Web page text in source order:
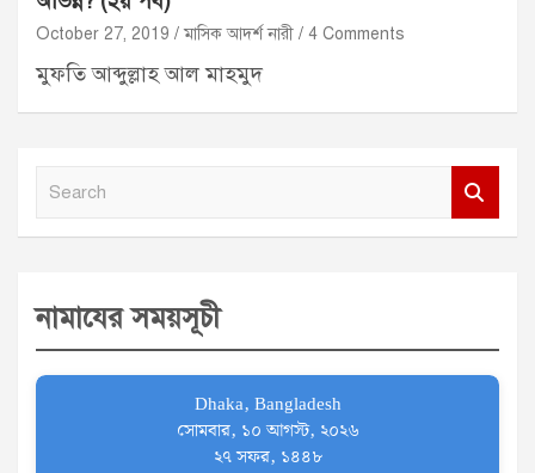
October 27, 2019 মাসিক আদর্শ নারী 4 Comments
মুফতি আব্দুল্লাহ আল মাহমুদ
c
h
নামাযের সময়সূচী
Dhaka, Bangladesh
সোমবার, ১০ আগস্ট, ২০২৬
২৭ সফর, ১৪৪৮